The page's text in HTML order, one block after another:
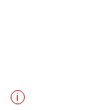
i